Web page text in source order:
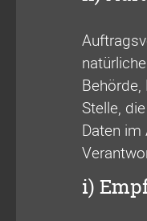
Stelle,
Daten
i)